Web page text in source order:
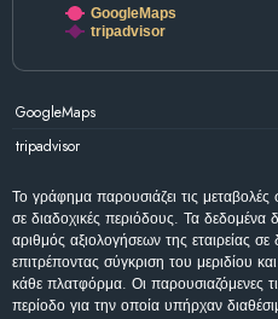
GoogleMaps
tripadvisor
GoogleMaps
tripadvisor
Το γράφημα παρουσιάζει τις
σε διαδοχικές περιόδους. Τα
αριθμός αξιολογήσεων της εταιρείας σε
επιτρέποντας σύγκριση του μεριδίου
κάθε πλατφόρμα. Οι παρουσιαζόμενες
περίοδο για την οποία υπήρχαν